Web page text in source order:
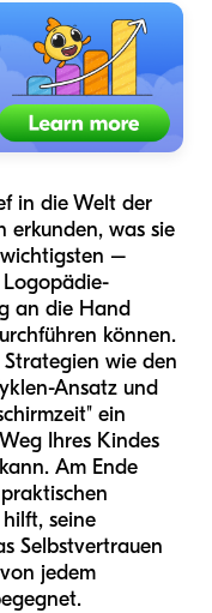
in die Welt der
erkunden, was sie
–
an die Hand
können.
wie den
Ansatz und
ein
Ihres Kindes
Am Ende
seine
Selbstvertrauen
jedem